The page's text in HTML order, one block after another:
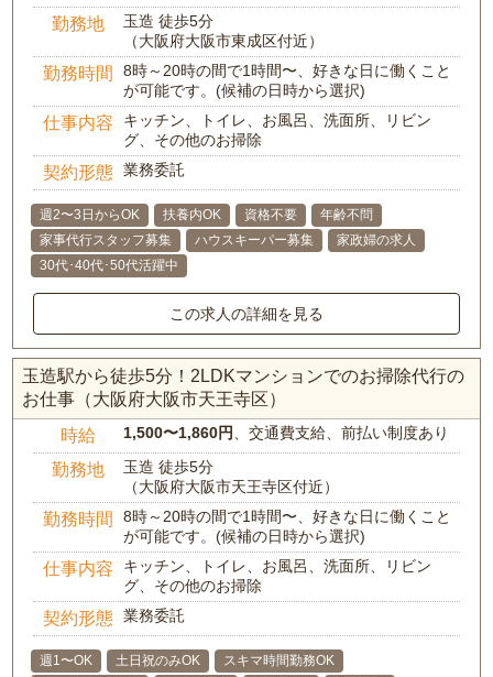
勤務地
玉造 徒歩5分
（大阪府大阪市東成区付近）
勤務時間
8時～20時の間で1時間〜、好きな日に働くこと
が可能です。(候補の日時から選択)
仕事内容
キッチン、トイレ、お風呂、洗面所、リビン
グ、その他のお掃除
契約形態 業務委託
週2〜3日からOK 扶養内OK 資格不要
年齢不問
家事代行スタッフ募集
ハウスキーパー募集
家政婦の求人
30代･40代･50代活躍中
この求人の詳細を見る
玉造駅から徒歩5分！2LDKマンションでのお掃除代行の
お仕事（大阪府大阪市天王寺区）
時給 1,500〜1,860円 、交通費支給、前払い制度あり
勤務地
玉造 徒歩5分
（大阪府大阪市天王寺区付近）
勤務時間
8時～20時の間で1時間〜、好きな日に働くこと
が可能です。(候補の日時から選択)
仕事内容
キッチン、トイレ、お風呂、洗面所、リビン
グ、その他のお掃除
契約形態 業務委託
週1〜OK 土日祝のみOK
スキマ時間勤務OK